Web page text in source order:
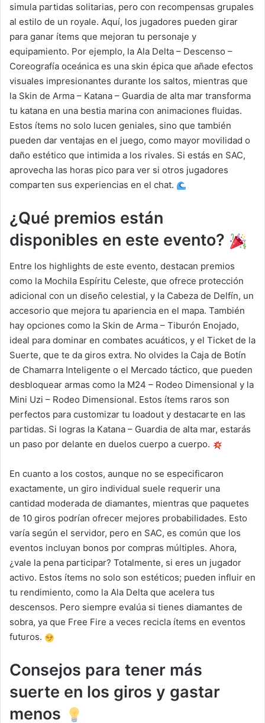
simula partidas solitarias, pero con recompensas grupales
al estilo de un royale. Aquí, los jugadores pueden girar
para ganar ítems que mejoran tu personaje y
equipamiento. Por ejemplo, la Ala Delta – Descenso –
Coreografía oceánica es una skin épica que añade efectos
visuales impresionantes durante los saltos, mientras que
la Skin de Arma – Katana – Guardia de alta mar transforma
tu katana en una bestia marina con animaciones fluidas.
Estos ítems no solo lucen geniales, sino que también
pueden dar ventajas en el juego, como mayor movilidad o
daño estético que intimida a los rivales. Si estás en SAC,
aprovecha las horas pico para ver si otros jugadores
comparten sus experiencias en el chat.
¿Qué premios están
disponibles en este evento?
Entre los highlights de este evento, destacan premios
como la Mochila Espíritu Celeste, que ofrece protección
adicional con un diseño celestial, y la Cabeza de Delfín, un
accesorio que mejora tu apariencia en el mapa. También
hay opciones como la Skin de Arma – Tiburón Enojado,
ideal para dominar en combates acuáticos, y el Ticket de la
Suerte, que te da giros extra. No olvides la Caja de Botín
de Chamarra Inteligente o el Mercado táctico, que pueden
desbloquear armas como la M24 – Rodeo Dimensional y la
Mini Uzi – Rodeo Dimensional. Estos ítems raros son
perfectos para customizar tu loadout y destacarte en las
partidas. Si logras la Katana – Guardia de alta mar, estarás
un paso por delante en duelos cuerpo a cuerpo.
En cuanto a los costos, aunque no se especificaron
exactamente, un giro individual suele requerir una
cantidad moderada de diamantes, mientras que paquetes
de 10 giros podrían ofrecer mejores probabilidades. Esto
varía según el servidor, pero en SAC, es común que los
eventos incluyan bonos por compras múltiples. Ahora,
¿vale la pena participar? Totalmente, si eres un jugador
activo. Estos ítems no solo son estéticos; pueden influir en
tu rendimiento, como la Ala Delta que acelera tus
descensos. Pero siempre evalúa si tienes diamantes de
sobra, ya que Free Fire a veces recicla ítems en eventos
futuros.
Consejos para tener más
suerte en los giros y gastar
menos